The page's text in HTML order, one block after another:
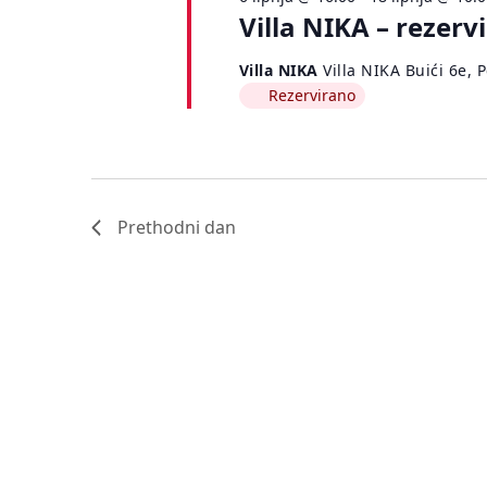
Villa NIKA –
Villa NIKAVilla NIKA Buići 6e,
Rezervirano
Prethodni dan